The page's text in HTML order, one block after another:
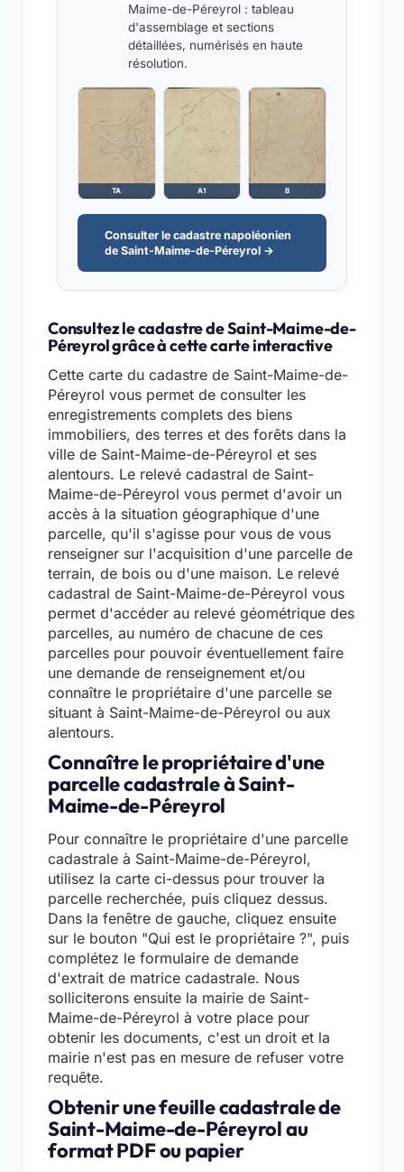
Maime-de-Péreyrol : tableau
d'assemblage et sections
détaillées, numérisés en haute
résolution.
TA A1 B
Consulter le cadastre napoléonien
de Saint-Maime-de-Péreyrol →
Consultez le cadastre de Saint-Maime-de-
Péreyrol grâce à cette carte interactive
Cette carte du cadastre de Saint-Maime-de-
Péreyrol vous permet de consulter les
enregistrements complets des biens
immobiliers, des terres et des forêts dans la
ville de Saint-Maime-de-Péreyrol et ses
alentours. Le relevé cadastral de Saint-
Maime-de-Péreyrol vous permet d'avoir un
accès à la situation géographique d'une
parcelle, qu'il s'agisse pour vous de vous
renseigner sur l'acquisition d'une parcelle de
terrain, de bois ou d'une maison. Le relevé
cadastral de Saint-Maime-de-Péreyrol vous
permet d'accéder au relevé géométrique des
parcelles, au numéro de chacune de ces
parcelles pour pouvoir éventuellement faire
une demande de renseignement et/ou
connaître le propriétaire d'une parcelle se
situant à Saint-Maime-de-Péreyrol ou aux
alentours.
Connaître le propriétaire d'une
parcelle cadastrale à Saint-
Maime-de-Péreyrol
Pour connaître le propriétaire d'une parcelle
cadastrale à Saint-Maime-de-Péreyrol,
utilisez la carte ci-dessus pour trouver la
parcelle recherchée, puis cliquez dessus.
Dans la fenêtre de gauche, cliquez ensuite
sur le bouton "Qui est le propriétaire ?", puis
complétez le formulaire de demande
d'extrait de matrice cadastrale. Nous
solliciterons ensuite la mairie de Saint-
Maime-de-Péreyrol à votre place pour
obtenir les documents, c'est un droit et la
mairie n'est pas en mesure de refuser votre
requête.
Obtenir une feuille cadastrale de
Saint-Maime-de-Péreyrol au
format PDF ou papier